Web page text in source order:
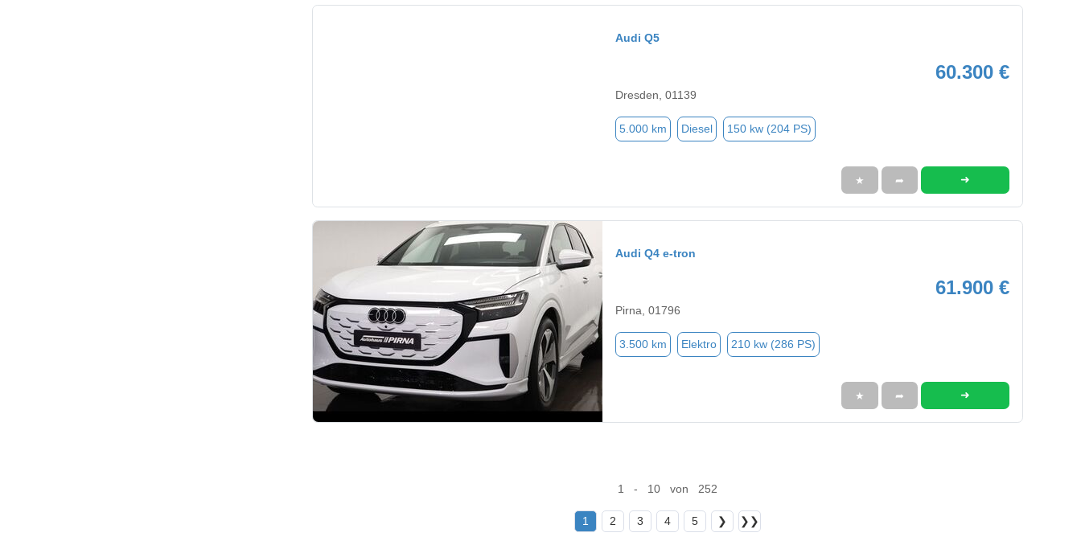
Audi Q5
60.300 €
Dresden, 01139
5.000 km Diesel 150 kw (204 PS)
★ ➦ ➜
Audi Q4 e-tron
61.900 €
Pirna, 01796
3.500 km Elektro 210 kw (286 PS)
★ ➦ ➜
1 - 10 von 252
1 2 3 4 5 ❯ ❯❯